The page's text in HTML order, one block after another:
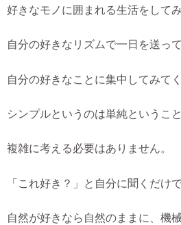
好きなモノに囲まれる生活をして
自分の好きなリズムで一日を送っ
自分の好きなことに集中してみてく
シンプルというのは単純ということ
複雑に考える必要はありません。
「これ好き？」と自分に聞くだけ
自然が好きなら自然のままに、機